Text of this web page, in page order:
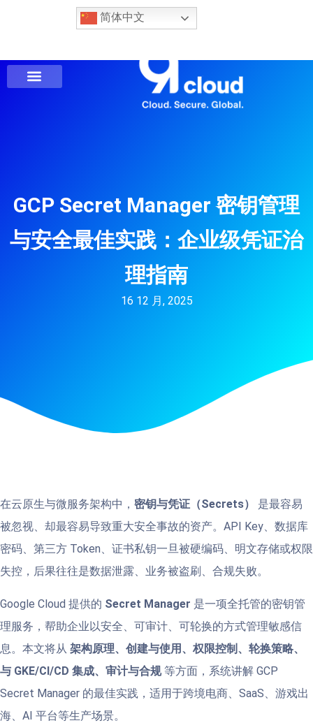
简体中文
GCP Secret Manager 密钥管理
与安全最佳实践：企业级凭证治
理指南
16 12 月, 2025
在云原生与微服务架构中， 密钥与凭证（Secrets）
是最容易
被忽视、却最容易导致重大安全事故的资产。API Key、数据库
密码、第三方 Token、证书私钥一旦被硬编码、明文存储或权限
失控，后果往往是数据泄露、业务被盗刷、合规失败。
Google Cloud 提供的 Secret Manager 是一项全托管的密钥管
理服务，帮助企业以安全、可审计、可轮换的方式管理敏感信
息。本文将从 架构原理、创建与使用、权限控制、轮换策略、
与 GKE/CI/CD 集成、审计与合规等方面，系统讲解 GCP
Secret Manager 的最佳实践，适用于跨境电商、SaaS、游戏出
海、AI 平台等生产场景。